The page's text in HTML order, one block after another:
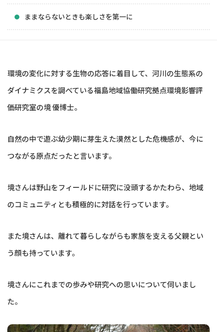
ままならないときも楽しさを第一に
環境の変化に対する生物の応答に着目して、河川の生態系の
ダイナミクスを調べている福島地域協働研究拠点環境影響評
価研究室の境 優博士。
自然の中で遊ぶ幼少期に芽生えた漠然とした危機感が、今に
つながる原点だったと言います。
境さんは野山をフィールドに研究に没頭するかたわら、地域
のコミュニティとも積極的に対話を行っています。
また境さんは、離れて暮らしながらも家族を支える父親とい
う顔も持っています。
境さんにこれまでの歩みや研究への思いについて伺いまし
た。